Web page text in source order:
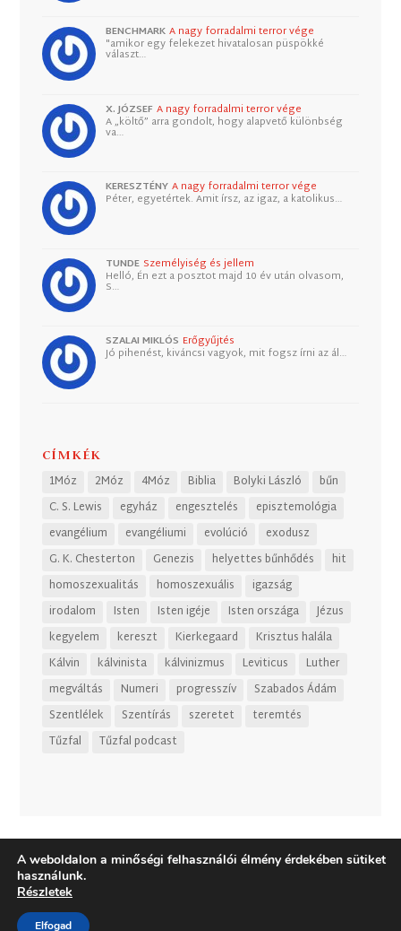
BENCHMARK A nagy forradalmi terror vége
"amikor egy felekezet hivatalosan püspökké
választ…
X. JÓZSEF A nagy forradalmi terror vége
A „költő” arra gondolt, hogy alapvető különbség
va…
KERESZTÉNY A nagy forradalmi terror vége
Péter, egyetértek. Amit írsz, az igaz, a katolikus…
TUNDE Személyiség és jellem
Helló, Én ezt a posztot majd 10 év után olvasom,
S…
SZALAI MIKLÓS Erőgyűjtés
Jó pihenést, kiváncsi vagyok, mit fogsz írni az ál…
CÍMKÉK
1Móz 2Móz 4Móz Biblia Bolyki László
bűn
C. S. Lewis
egyház engesztelés
episztemológia
evangélium
evangéliumi evolúció
exodusz
G. K. Chesterton
Genezis helyettes bűnhődés
hit
homoszexualitás
homoszexuális
igazság
irodalom
Isten Isten igéje Isten országa
Jézus
kegyelem
kereszt Kierkegaard
Krisztus halála
Kálvin
kálvinista kálvinizmus Leviticus
Luther
megváltás
Numeri progresszív
Szabados Ádám
Szentlélek
Szentírás szeretet
teremtés
Tűzfal
Tűzfal podcast
A weboldalon a minőségi felhasználói élmény érdekében sütiket
használunk.
Részletek
Elfogad